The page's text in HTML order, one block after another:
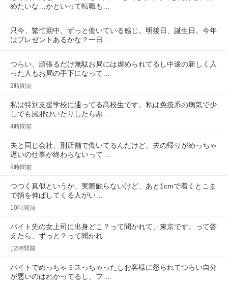
めたいな…かといって転職も…
只今、繁忙期中。ずっと働いている感じ。明後日、誕生日。今年
はプレゼントあるかな？一日…
つらい、頑張るだけ無駄お局には虐められてるし中途の新しく入
った人もお局の手下になって…
2時間前
私は特別支援学校に通ってる高校生です。私は免疫系の病気で少
しでも風邪ひいたりしたら悪…
4時間前
夫と同じ会社、別店舗で働いてるんだけど、夫の帰りがめっちゃ
遅いの仕事が終わらないって…
9時間前
つつく真似というか、実際触らないけど、あと1cmで着くとこま
で指を伸ばしてくる人がい…
10時間前
バイト先の女上司に出身どこ？って聞かれて、東京です。って答
えたら、ずっと？って聞かれ…
12時間前
バイトでめっちゃミスっちゃったしお客様に怒られてつらい自分
が悪いのはわかってるし、フ…